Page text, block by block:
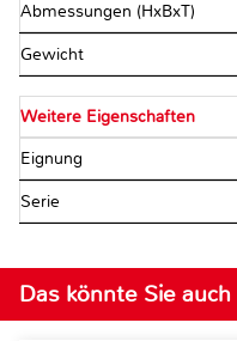
Abmessungen (HxBxT)
Gewicht
Weitere Eigenschaften
Eignung
Serie
Das könnte Sie